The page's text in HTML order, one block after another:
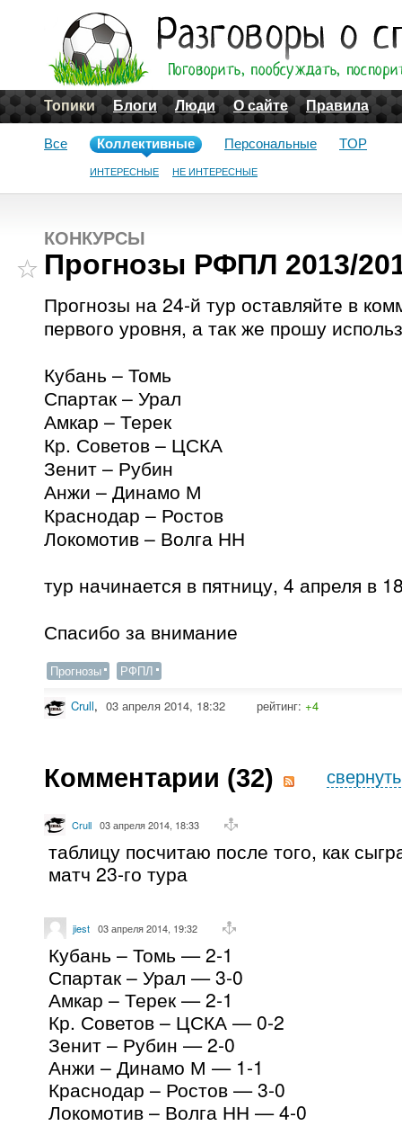
Топики Блоги Люди О сайте Правила
Все Коллективные
ИНТЕРЕСНЫЕ НЕ ИНТЕРЕСНЫЕ
Персональные TOP
КОНКУРСЫ
Прогнозы РФПЛ 2013/
Прогнозы на 24-й тур оставляйте в
первого уровня, а так же прошу
Кубань – Томь
Спартак – Урал
Амкар – Терек
Кр. Советов – ЦСКА
Зенит – Рубин
Анжи – Динамо М
Краснодар – Ростов
Локомотив – Волга НН
тур начинается в пятницу, 4 апреля в
Спасибо за внимание
Прогнозы РФПЛ
Crull, 03 апреля 2014, 18:32 рейтинг: +4
Комментарии (32) свернуть
Crull 03 апреля 2014, 18:33
таблицу посчитаю после того, как
матч 23-го тура
jiest 03 апреля 2014, 19:32
Кубань – Томь — 2-1
Спартак – Урал — 3-0
Амкар – Терек — 2-1
Кр. Советов – ЦСКА — 0-2
Зенит – Рубин — 2-0
Анжи – Динамо М — 1-1
Краснодар – Ростов — 3-0
Локомотив – Волга НН — 4-0